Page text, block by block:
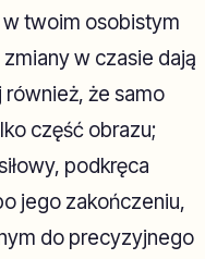
twoim osobistym
w czasie dają
że samo
część obrazu;
podkręca
jego zakończeniu,
do precyzyjnego